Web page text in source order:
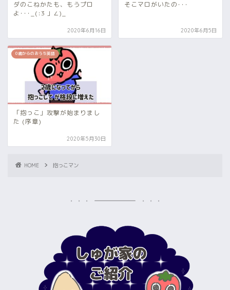
ダのこねかたも、もうプロ
よ･･･_(:3 」∠)_
2020年6月16日
そこマロがいたの･･･
2020年6月5日
0歳からのおうち英語
「抱っこ」攻撃が始まりまし
た (序章)
2020年5月30日
HOME 抱っこマン